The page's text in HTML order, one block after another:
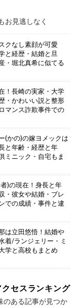
お見逃しなく
クなし素顔が可愛
と経歴・結婚と旦
・堀北真希に似てる
！長崎の実家・大学
・かわいい説と整形
マンス詐欺事件での
(かの)の嫁ヨメックは
と年齢・経歴と年
ミニック・自宅もま
)の現在！身長と年
・彼女や結婚・ブレ
での成績・事件と逮
は立田悠悟！結婚や
着/ランジェリー・ミ
学と高校もまとめ
セスランキング
のある記事が見つか